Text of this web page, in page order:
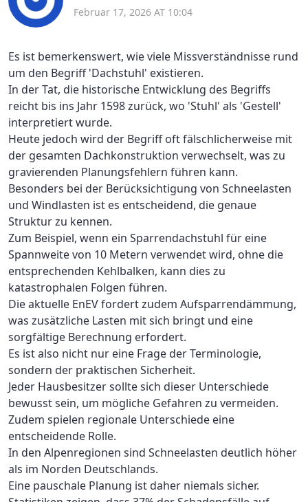
Februar 17, 2026 AT 10:04
Es ist bemerkenswert, wie viele Missverständnisse rund
um den Begriff 'Dachstuhl' existieren.
In der Tat, die historische Entwicklung des Begriffs
reicht bis ins Jahr 1598 zurück, wo 'Stuhl' als 'Gestell'
interpretiert wurde.
Heute jedoch wird der Begriff oft fälschlicherweise mit
der gesamten Dachkonstruktion verwechselt, was zu
gravierenden Planungsfehlern führen kann.
Besonders bei der Berücksichtigung von Schneelasten
und Windlasten ist es entscheidend, die genaue
Struktur zu kennen.
Zum Beispiel, wenn ein Sparrendachstuhl für eine
Spannweite von 10 Metern verwendet wird, ohne die
entsprechenden Kehlbalken, kann dies zu
katastrophalen Folgen führen.
Die aktuelle EnEV fordert zudem Aufsparrendämmung,
was zusätzliche Lasten mit sich bringt und eine
sorgfältige Berechnung erfordert.
Es ist also nicht nur eine Frage der Terminologie,
sondern der praktischen Sicherheit.
Jeder Hausbesitzer sollte sich dieser Unterschiede
bewusst sein, um mögliche Gefahren zu vermeiden.
Zudem spielen regionale Unterschiede eine
entscheidende Rolle.
In den Alpenregionen sind Schneelasten deutlich höher
als im Norden Deutschlands.
Eine pauschale Planung ist daher niemals sicher.